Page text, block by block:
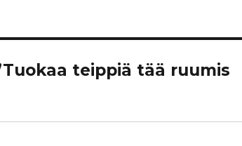
teippiä tää ruumis